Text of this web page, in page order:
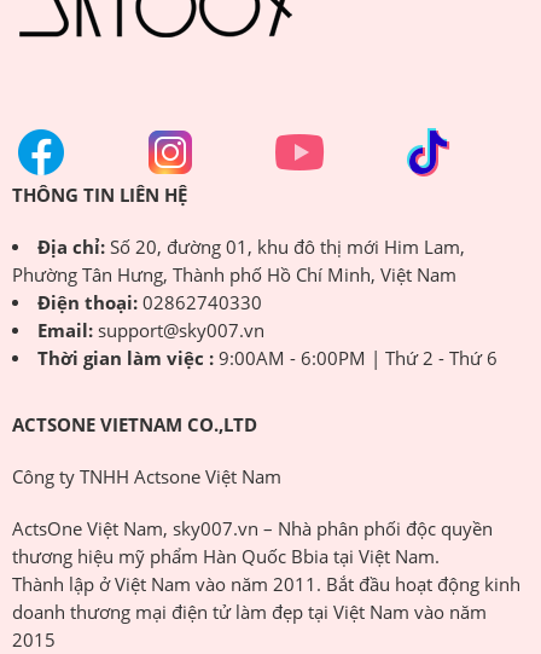
THÔNG TIN LIÊN HỆ
Địa chỉ:Số 20, đường 01, khu đô thị mới Him Lam,
Phường Tân Hưng, Thành phố Hồ Chí Minh, Việt Nam
Điện thoại:02862740330
Email:support@sky007.vn
Thời gian làm việc :9:00AM - 6:00PM | Thứ 2 - Thứ 6
ACTSONE VIETNAM CO.,LTD
Công ty TNHH Actsone Việt Nam
ActsOne Việt Nam, sky007.vn – Nhà phân phối độc quyền
thương hiệu mỹ phẩm Hàn Quốc Bbia tại Việt Nam.
Thành lập ở Việt Nam vào năm 2011. Bắt đầu hoạt động kinh
doanh thương mại điện tử làm đẹp tại Việt Nam vào năm
2015